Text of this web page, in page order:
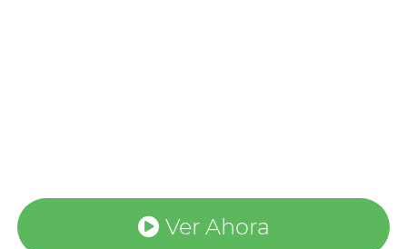
Ver Ahora